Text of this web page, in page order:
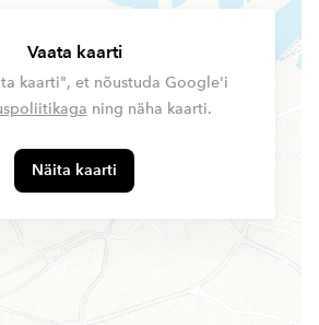
Vaata kaarti
kaarti", et nõustuda Google'i
ning näha kaarti.
Näita kaarti